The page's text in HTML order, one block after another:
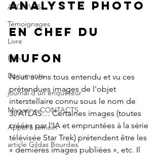
ARCHIVES
Témoignages
Livre
Film
Documents
journal d'un enquêteur
Magazine CONTACTS
Appel à témoin
article Gildas Bourdais
analyste photo
en chef du
MUFON
Nous avons tous entendu et vu ces
prétendues images de l'objet
interstellaire connu sous le nom de
3i/ATLAS… Certaines images (toutes
créées par l'IA et empruntées à la série
télévisée Star Trek) prétendent être les
« dernières images publiées », etc. Il